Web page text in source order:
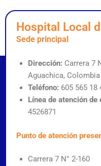
Hospital Local
Sede principal
Dirección: Carrera 7
Aguachica, Colombia
Teléfono: 605 565 18
Línea de atención
4526871
Punto de atención
Carrera 7 N° 2-160